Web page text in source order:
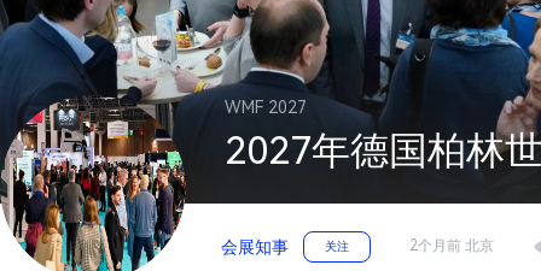
WMF 2027
2027年德国柏林
会展知事 关注 2个月前 北京